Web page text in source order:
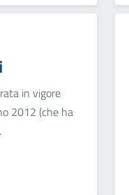
in vigore
2012 (che ha